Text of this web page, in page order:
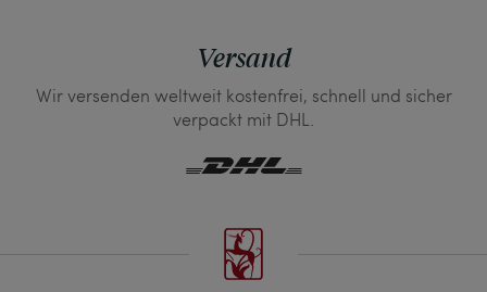
Versand
Wir versenden weltweit kostenfrei, schnell und sicher
verpackt mit DHL.